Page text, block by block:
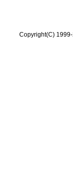
Copyright(C)